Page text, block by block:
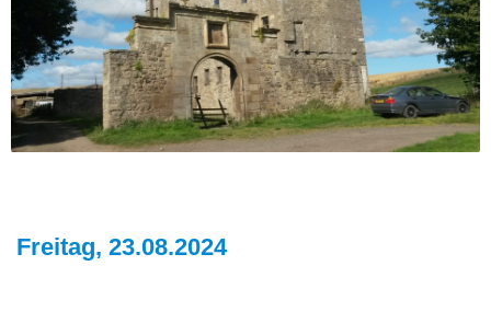
Freitag, 23.08.2024